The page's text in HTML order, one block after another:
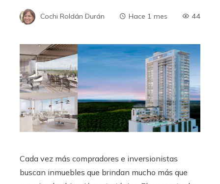
Cochi Roldán Durán Hace 1 mes 44
Cada vez más compradores e inversionistas
buscan inmuebles que brindan mucho más que